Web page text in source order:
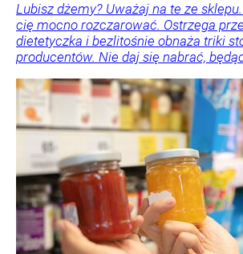
Lubisz dżemy? Uważaj na te ze
cię mocno rozczarować. Ostrzega
dietetyczka i bezlitośnie obnaża triki
producentów. Nie daj się nabrać,